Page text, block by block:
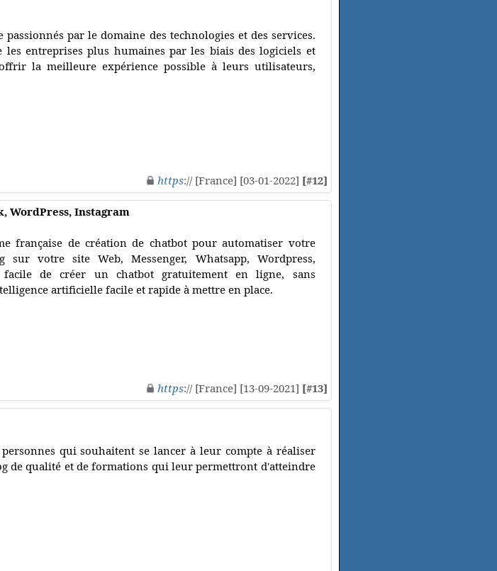
passionnés par le domaine des technologies et des services.
les entreprises plus humaines par les biais des logiciels et
la meilleure expérience possible à leurs utilisateurs,
https:// [France] [03-01-2022] [#12]
WordPress, Instagram
française de création de chatbot pour automatiser votre
votre site Web, Messenger, Whatsapp, Wordpress,
de créer un chatbot gratuitement en ligne, sans
artificielle facile et rapide à mettre en place.
https:// [France] [13-09-2021] [#13]
qui souhaitent se lancer à leur compte à réaliser
de qualité et de formations qui leur permettront d'atteindre